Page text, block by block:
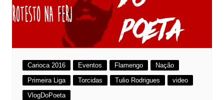
Carioca 2016 Eventos Flamengo
Nação
Primeira Liga
Torcidas Tulio Rodrigues
video
VlogDoPoeta